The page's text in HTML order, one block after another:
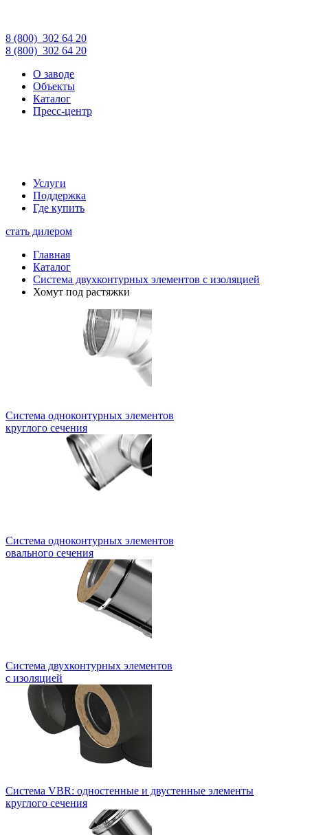
8 (800) 302 64 20
8 (800) 302 64 20
О заводе
Объекты
Каталог
Пресс-центр
Услуги
Поддержка
Где купить
стать дилером
Главная
Каталог
Система двухконтурных элементов с изоляцией
Хомут под растяжки
Система одноконтурных элементов
круглого сечения
Система одноконтурных элементов
овального сечения
Система двухконтурных элементов
с изоляцией
Система VBR: одностенные и двустенные элементы
круглого сечения